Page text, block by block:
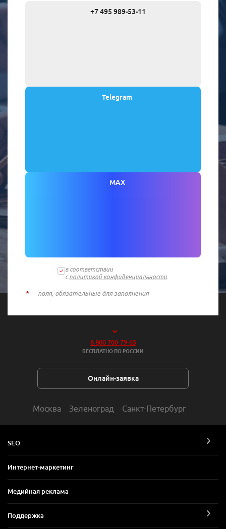
+7 495 989-53-11
Telegram
MAX
в соответствии
с политикой конфиденциальности
*— поля, обязательные для заполнения
8 800 700-79-65
БЕСПЛАТНО ПО РОССИИ
Онлайн-заявка
Москва Зеленоград Санкт-Петербург
SEO
Интернет-маркетинг
Медийная реклама
Поддержка